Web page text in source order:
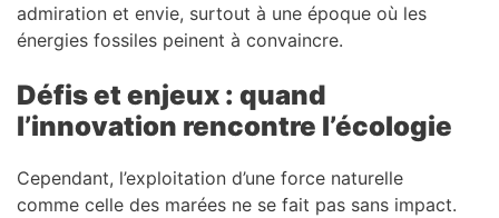
admiration et envie, surtout à une époque où les
énergies fossiles peinent à convaincre.
Défis et enjeux : quand
l’innovation rencontre l’écologie
Cependant, l’exploitation d’une force naturelle
comme celle des marées ne se fait pas sans impact.